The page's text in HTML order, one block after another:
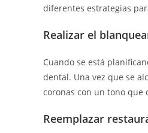
diferentes estrategias
Realizar el
Cuando se está
dental. Una vez que se
coronas con un tono que
Reemplazar